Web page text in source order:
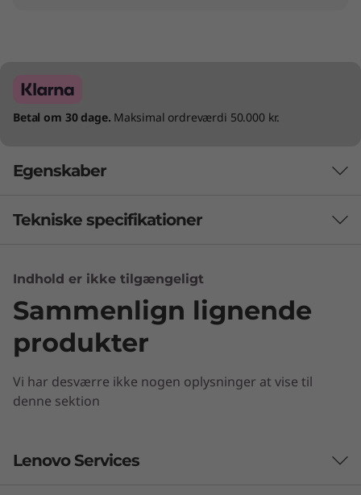
Betal om 30 dage. Maksimal ordreværdi 50.000 kr.
Egenskaber
Tekniske specifikationer
M.2-stik
Til Wi-Fi
Til PCIe SSD eller Optane
2 x 2,5” HDD (1 standard, 1 valgfri til ODD-bås)
Trusted Platform Module (dTPM) 2.0
Indhold er ikke tilgængeligt
Sammenlign lignende
produkter
Vi har desværre ikke nogen oplysninger at vise til
denne sektion
Lenovo Services